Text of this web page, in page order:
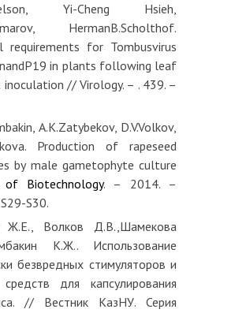
Yi-Cheng Hsieh,
HermanB.Scholthof.
requirements for Tombusvirus
in plants following leaf
// Virology. – . 439. –
A.K.Zatybekov, D.V.Volkov,
Production of rapeseed
by male gametophyte culture
of Biotechnology. – 2014. –
S30.
Ж.Е., Волков Д.В.,Шамекова
К.Ж.. Использование
безвредных стимуляторов и
для капсулирования
// Вестник КазНУ. Серия